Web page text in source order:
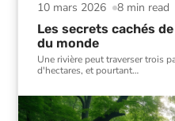
8 min read
10 mars 2026
Les secrets cachés
du monde
Une rivière peut traverser trois
d'hectares, et pourtant…